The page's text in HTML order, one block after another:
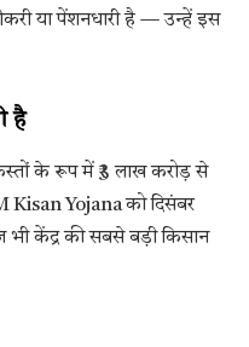
या पेंशनधारी है — उन्हें इस
है
के रूप में ₹3 लाख करोड़ से
Kisan Yojana को दिसंबर
केंद्र की सबसे बड़ी किसान